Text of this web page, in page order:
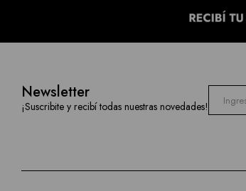
Newsletter
¡Suscribite y recibí todas nuestras novedades!